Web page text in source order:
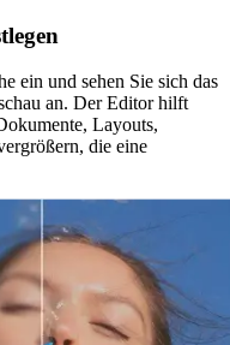
ein und sehen Sie sich das
an. Der Editor hilft
Layouts,
die eine